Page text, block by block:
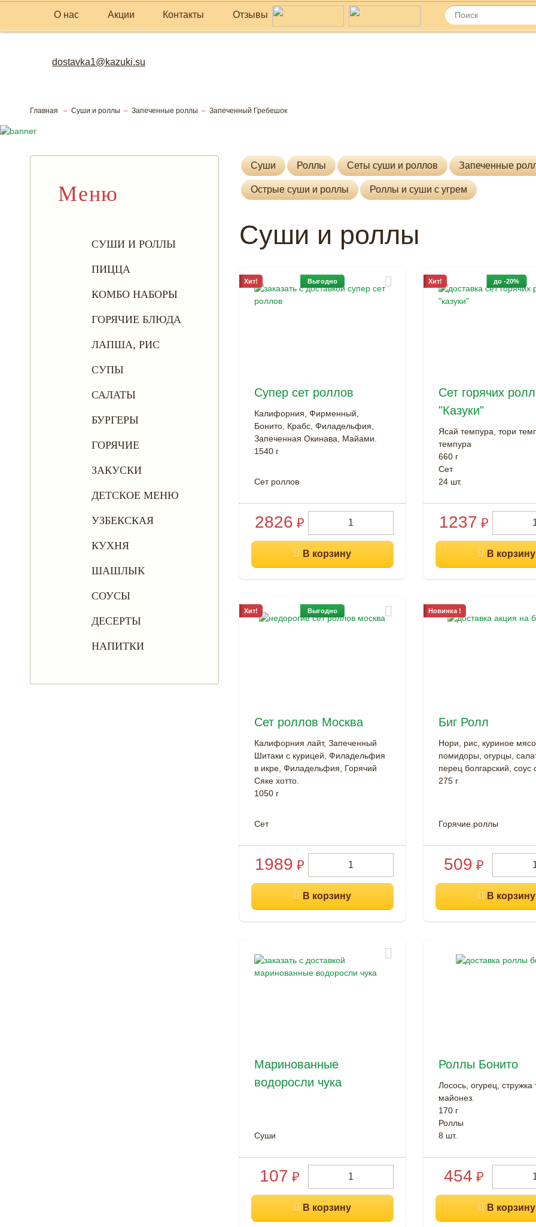
О нас Акции Контакты Отзывы
dostavka1@kazuki.su
Главная Суши и роллы Запеченные роллы Запеченный Гребешок
Меню
СУШИ И РОЛЛЫ
ПИЦЦА
КОМБО НАБОРЫ
ГОРЯЧИЕ БЛЮДА
ЛАПША, РИС
СУПЫ
САЛАТЫ
БУРГЕРЫ
ГОРЯЧИЕ
ЗАКУСКИ
ДЕТСКОЕ МЕНЮ
УЗБЕКСКАЯ
КУХНЯ
ШАШЛЫК
СОУСЫ
ДЕСЕРТЫ
НАПИТКИ
Суши Роллы Сеты суши и роллов Запеченные
Острые суши и роллы Роллы и суши с угрем
Суши и роллы
Супер сет роллов
Калифорния, Фирменный,
Бонито, Крабс, Филадельфия,
Запеченная Окинава, Майами.
1540 г
Сет роллов
2826 ₽
Хит! Выгодно
Сет горячих
"Казуки"
Ясай темпура, тори
темпура
660 г
Cет
24 шт.
1237 ₽
Хит! до -20%
Сет роллов Москва
Калифорния лайт, Запеченный
Шитаки с курицей, Филадельфия
в икре, Филадельфия, Горячий
Сяке хотто.
1050 г
Cет
1989 ₽
Хит! Выгодно
Биг Ролл
Нори, рис, куриное
помидоры, огурцы,
перец болгарский, соус
275 г
Горячие роллы
509 ₽
Новинка !
Маринованные
водоросли чука
Суши
107 ₽
Роллы Бонито
Лосось, огурец, стружка
майонез.
170 г
Роллы
8 шт.
454 ₽